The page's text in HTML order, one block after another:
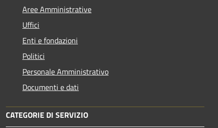
Aree Amministrative
Uffici
Enti e fondazioni
Politici
Personale Amministrativo
Documenti e dati
CATEGORIE DI SERVIZIO